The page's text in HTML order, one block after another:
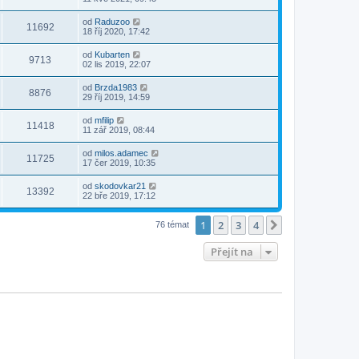
11692 od Raduzoo
18 říj 2020, 17:42
9713 od Kubarten
02 lis 2019, 22:07
8876 od Brzda1983
29 říj 2019, 14:59
11418 od mfilip
11 zář 2019, 08:44
11725 od milos.adamec
17 čer 2019, 10:35
13392 od skodovkar21
22 bře 2019, 17:12
76 témat 1 2 3 4
Přejít na